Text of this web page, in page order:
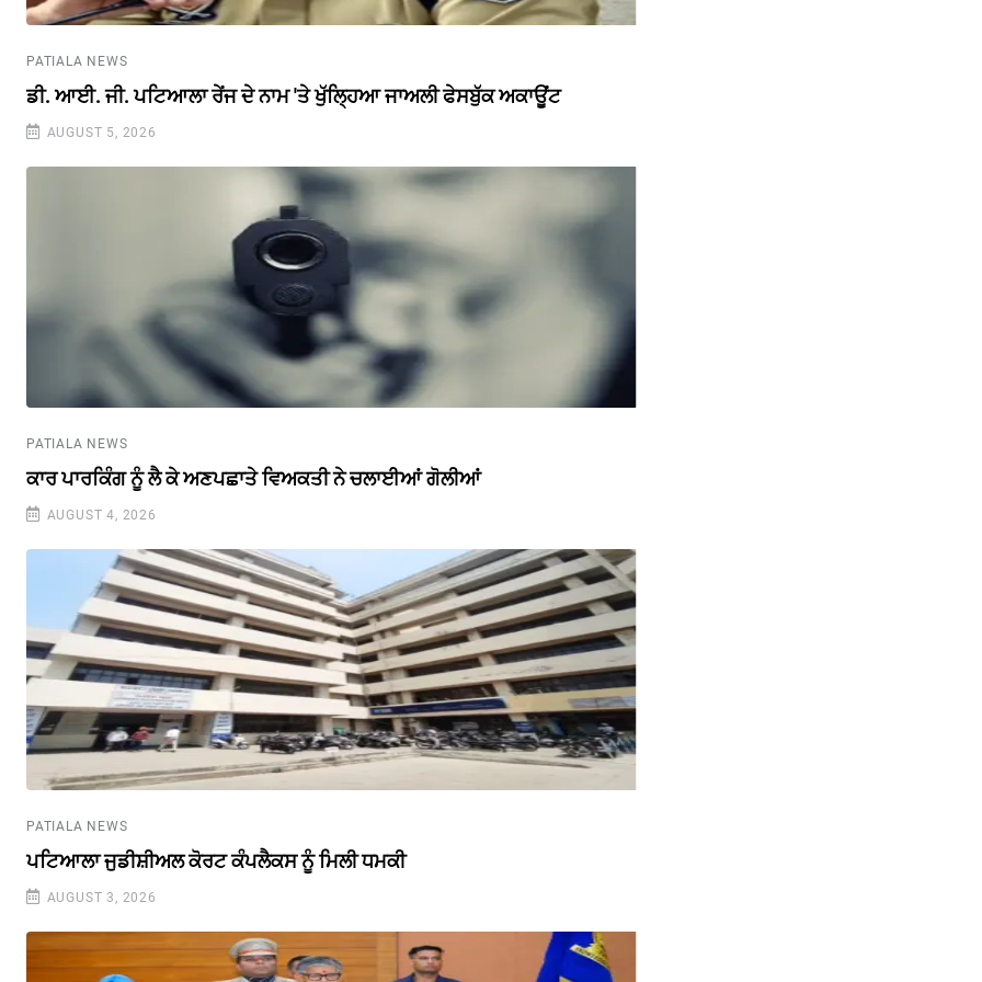
PATIALA NEWS
ਡੀ. ਆਈ. ਜੀ. ਪਟਿਆਲਾ ਰੇਂਜ ਦੇ ਨਾਮ 'ਤੇ ਖੁੱਲ੍ਹਿਆ ਜਾਅਲੀ ਫੇਸਬੁੱਕ ਅਕਾਊਂਟ
AUGUST 5, 2026
PATIALA NEWS
ਕਾਰ ਪਾਰਕਿੰਗ ਨੂੰ ਲੈ ਕੇ ਅਣਪਛਾਤੇ ਵਿਅਕਤੀ ਨੇ ਚਲਾਈਆਂ ਗੋਲੀਆਂ
AUGUST 4, 2026
PATIALA NEWS
ਪਟਿਆਲਾ ਜੁਡੀਸ਼ੀਅਲ ਕੋਰਟ ਕੰਪਲੈਕਸ ਨੂੰ ਮਿਲੀ ਧਮਕੀ
AUGUST 3, 2026